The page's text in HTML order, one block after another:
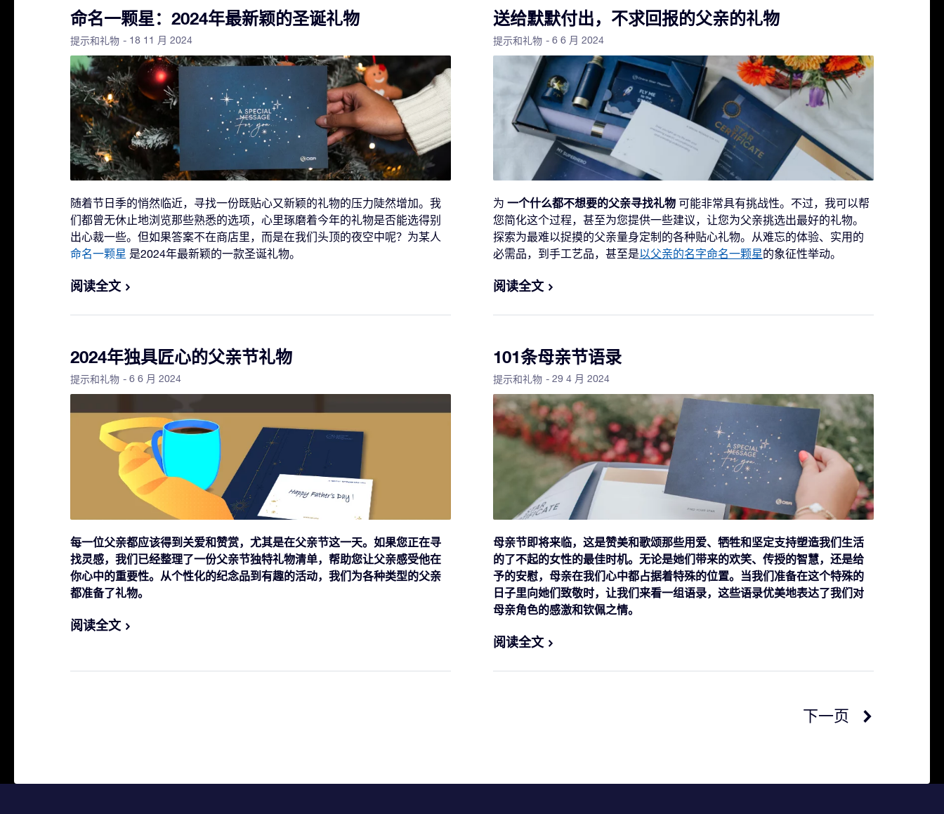
命名一颗星：2024年最新颖的圣诞礼物
提示和礼物 - 18 11 月 2024
随着节日季的悄然临近，寻找一份既贴心又新颖的礼物的压力陡然增加。我
们都曾无休止地浏览那些熟悉的选项，心里琢磨着今年的礼物是否能选得别
出心裁一些。但如果答案不在商店里，而是在我们头顶的夜空中呢？为某人
命名一颗星 是2024年最新颖的一款圣诞礼物。
阅读全文
送给默默付出，不求回报的父亲的礼物
提示和礼物 - 6 6 月 2024
为 一个什么都不想要的父亲寻找礼物 可能非常具有挑战性。不过，我可以帮
您简化这个过程，甚至为您提供一些建议，让您为父亲挑选出最好的礼物。
探索为最难以捉摸的父亲量身定制的各种贴心礼物。从难忘的体验、实用的
必需品，到手工艺品，甚至是以父亲的名字命名一颗星的象征性举动。
阅读全文
2024年独具匠心的父亲节礼物
提示和礼物 - 6 6 月 2024
每一位父亲都应该得到关爱和赞赏，尤其是在父亲节这一天。如果您正在寻
找灵感，我们已经整理了一份父亲节独特礼物清单，帮助您让父亲感受他在
你心中的重要性。从个性化的纪念品到有趣的活动，我们为各种类型的父亲
都准备了礼物。
阅读全文
101条母亲节语录
提示和礼物 - 29 4 月 2024
母亲节即将来临，这是赞美和歌颂那些用爱、牺牲和坚定支持塑造我们生活
的了不起的女性的最佳时机。无论是她们带来的欢笑、传授的智慧，还是给
予的安慰，母亲在我们心中都占据着特殊的位置。 当我们准备在这个特殊的
日子里向她们致敬时，让我们来看一组语录，这些语录优美地表达了我们对
母亲角色的感激和钦佩之情。
阅读全文
下一页